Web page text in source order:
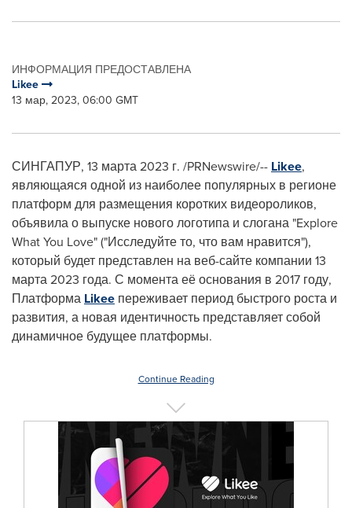
ИНФОРМАЦИЯ ПРЕДОСТАВЛЕНА
Likee
13 мар, 2023, 06:00 GMT
СИНГАПУР, 13 марта 2023 г. /PRNewswire/-- Likee,
являющаяся одной из наиболее популярных в регионе
платформ для размещения коротких видеороликов,
объявила о выпуске нового логотипа и слогана "Explore
What You Love" ("Исследуйте то, что вам нравится"),
который будет представлен на веб-сайте компании 13
марта 2023 года. С момента её основания в 2017 году,
Платформа Likee переживает период быстрого роста и
развития, а новая идентичность представляет собой
динамичное будущее платформы.
Continue Reading